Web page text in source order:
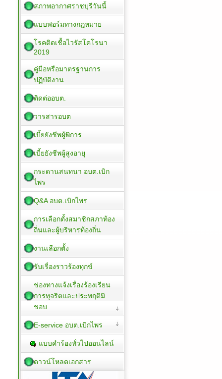
สภาพอากาศราชบุรีวันนี้
แบบฟอร์มทางกฎหมาย
โรคติดเชื้อไวรัสโคโรนา
2019
คู่มือหรือมาตรฐานการ
ปฏิบัติงาน
ติดต่ออบต.
วารสารอบต
เบี้ยยังชีพผู้พิการ
เบี้ยยังชีพผู้สูงอายุ
กระดานสนทนา อบต.เบิก
ไพร
Q&A อบต.เบิกไพร
การเลือกตั้งสมาชิกสภาท้อง
ถิ่นและผู้บริหารท้องถิ่น
งานเลือกตั้ง
รับเรื่องราวร้องทุกข์
ช่องทางแจ้งเรื่องร้องเรียน
การทุจริตและประพฤติมิ
ชอบ
E-service อบต.เบิกไพร
แบบคำร้องทั่วไปออนไลน์
ดาวน์โหลดเอกสาร